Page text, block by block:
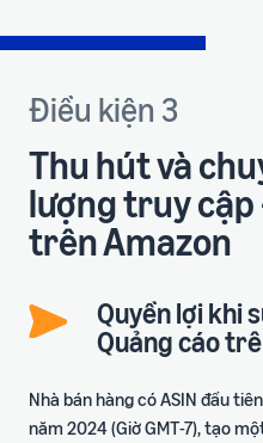
Điều kiện 3
Thu hút và
lượng truy cập
trên Amazon
Quyền lợi khi
Quảng cáo
Nhà bán hàng có ASIN đầu
năm 2024 (Giờ GMT-7), tạo